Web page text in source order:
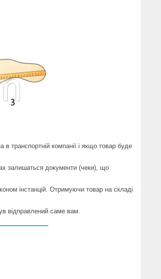
транспортній компанії і якщо товар буде
залишаться документи (чеки), що
інстанцій. Отримуючи товар на складі
відправлений саме вам.